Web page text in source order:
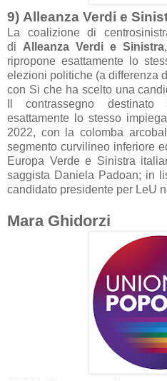
9) A lleanza Verdi e
La coalizione di centrosinistr
di A lleanza Verdi e Sinistra
ripropone esattamente lo
elezioni politiche (a differenza
con Si che ha scelto una c
Il contrassegno destinato
esattamente lo stesso impieg
2022, con la colomba arcob
segmento curvilineo inferiore
Europa Verde e Sinistra itali
saggista Daniel a Padoan; in
candidato presidente per LeU
Mara Ghidorzi